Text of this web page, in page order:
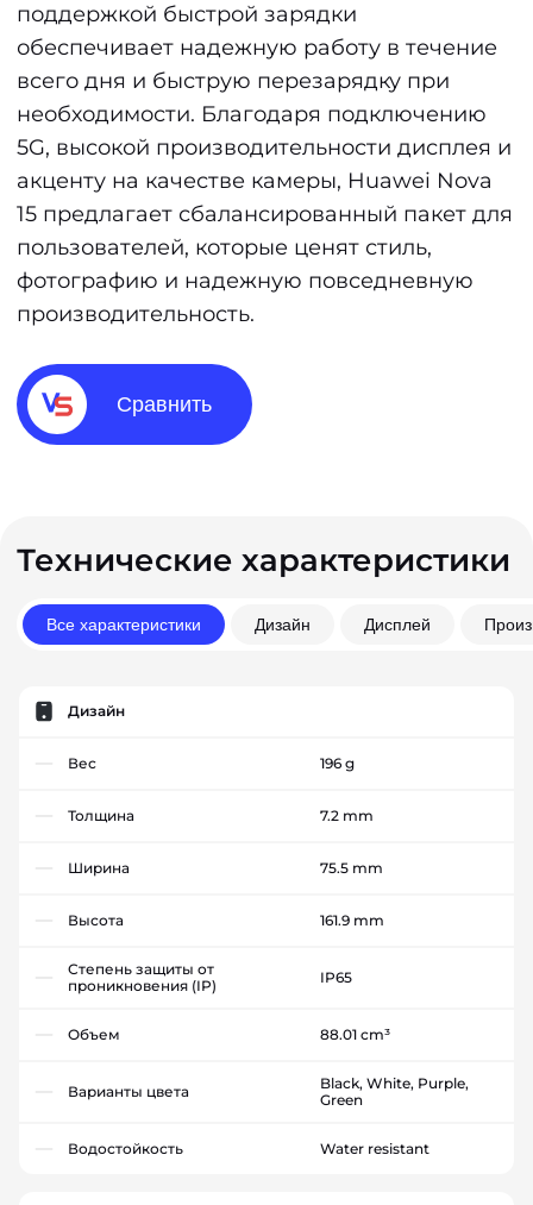
поддержкой быстрой зарядки
обеспечивает надежную работу в течение
всего дня и быструю перезарядку при
необходимости. Благодаря подключению
5G, высокой производительности дисплея и
акценту на качестве камеры, Huawei Nova
15 предлагает сбалансированный пакет для
пользователей, которые ценят стиль,
фотографию и надежную повседневную
производительность.
Сравнить
Технические характеристики
Все характеристики Дизайн Дисплей
Дизайн
Вес 196 g
Толщина 7.2 mm
Ширина 75.5 mm
Высота 161.9 mm
Степень защиты от
проникновения (IP)
IP65
Объем 88.01 cm³
Варианты цвета
Black, White, Purple,
Green
Водостойкость Water resistant